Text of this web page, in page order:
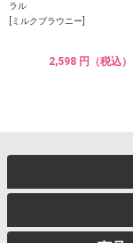
ラル
[ミルクブラウニー]
2,598 円（税込）